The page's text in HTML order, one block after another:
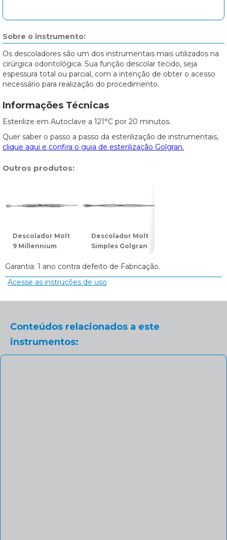
Sobre o instrumento:
Os descoladores são um dos instrumentais mais utilizados na
cirúrgica odontológica. Sua função descolar tecido, seja
espessura total ou parcial, com a intenção de obter o acesso
necessário para realização do procedimento.
Informações Técnicas
Esterilize em Autoclave a 121°C por 20 minutos.
Quer saber o passo a passo da esterilização de instrumentais,
clique aqui e confira o guia de esterilização Golgran.
Outros produtos:
Descolador Molt
9 Millennium
Descolador Molt
Simples Golgran
Garantia: 1 ano contra defeito de Fabricação.
Acesse as instruções de uso
Conteúdos relacionados a este
instrumentos: